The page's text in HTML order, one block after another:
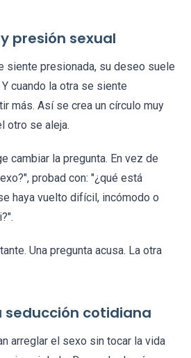
presión sexual
siente presionada, su deseo suele
cuando la otra se siente
más. Así se crea un círculo muy
otro se aleja.
cambiar la pregunta. En vez de
probad con: "¿qué está
haya vuelto difícil, incómodo o
Una pregunta acusa. La otra
seducción cotidiana
arreglar el sexo sin tocar la vida